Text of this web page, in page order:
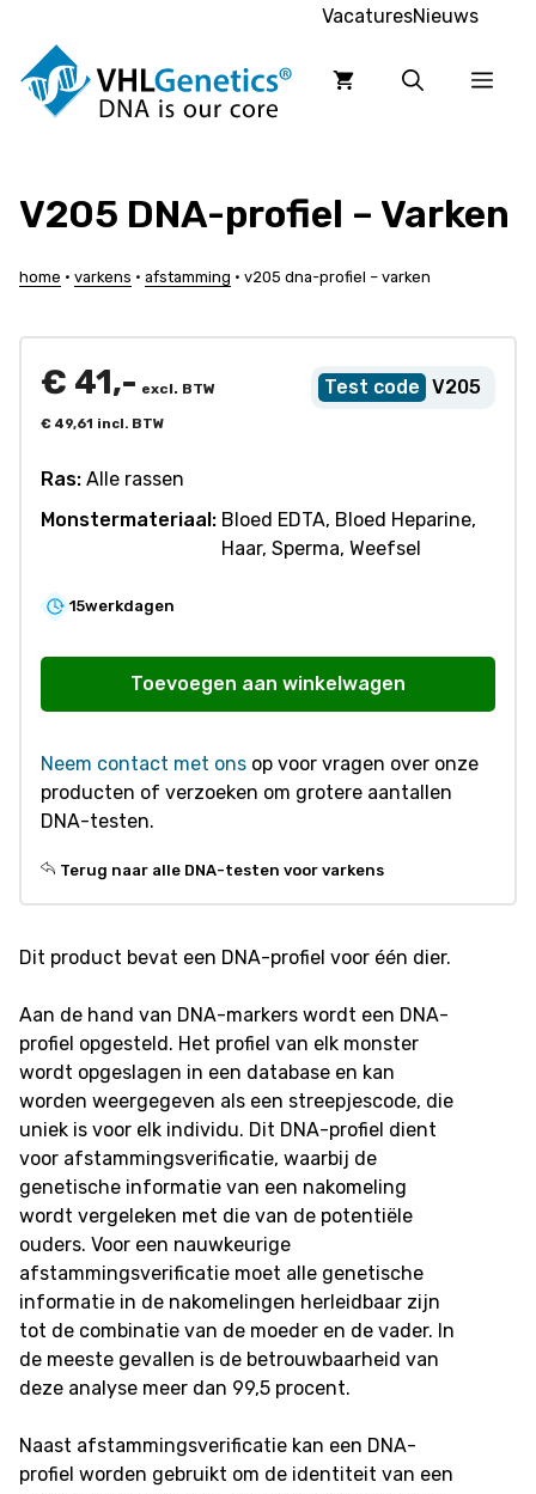
inhoud
VacaturesNieuws
V205 DNA-profiel – Varken
home • varkens • afstamming • v205 dna-profiel – varken
V205
€ 41,- excl. BTW
€ 49,61 incl. BTW
Ras: Alle rassen
Monstermateriaal: Bloed EDTA, Bloed Heparine,
Haar, Sperma, Weefsel
15werkdagen
profiel
Varken
aantal
Toevoegen aan winkelwagen
Neem contact met ons op voor vragen over onze
producten of verzoeken om grotere aantallen
DNA-testen.
Terug naar alle DNA-testen voor varkens
Dit product bevat een DNA-profiel voor één dier.
Aan de hand van DNA-markers wordt een DNA-
profiel opgesteld. Het profiel van elk monster
wordt opgeslagen in een database en kan
worden weergegeven als een streepjescode, die
uniek is voor elk individu. Dit DNA-profiel dient
voor afstammingsverificatie, waarbij de
genetische informatie van een nakomeling
wordt vergeleken met die van de potentiële
ouders. Voor een nauwkeurige
afstammingsverificatie moet alle genetische
informatie in de nakomelingen herleidbaar zijn
tot de combinatie van de moeder en de vader. In
de meeste gevallen is de betrouwbaarheid van
deze analyse meer dan 99,5 procent.
Naast afstammingsverificatie kan een DNA-
profiel worden gebruikt om de identiteit van een